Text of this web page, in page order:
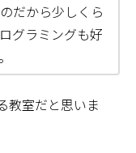
だから少しくら
グラミングも好
教室だと思いま